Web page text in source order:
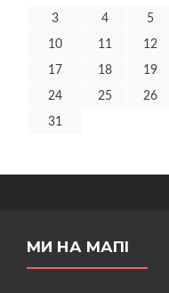
3 4 5
10 11 12
17 18 19
24 25 26
31
МИ НА МАПІ